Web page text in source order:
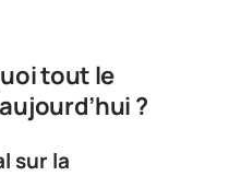
tout le
?
sur la